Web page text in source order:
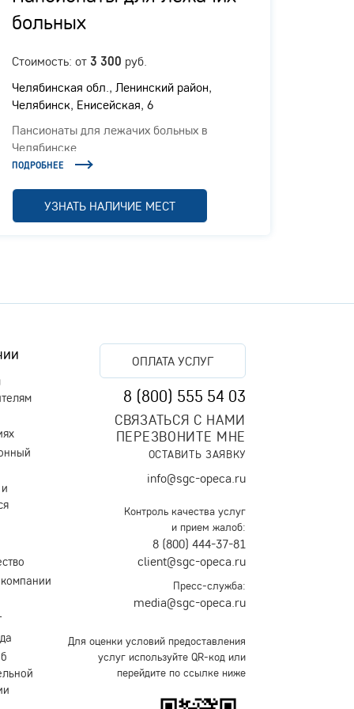
больных
Стоимость: от 3 300 руб.
Челябинская обл., ​Ленинский район,
Челябинск, Енисейская, 6
Пансионаты для лежачих больных в
Челябинске
ПОДРОБНЕЕ
УЗНАТЬ НАЛИЧИЕ МЕСТ
ОПЛАТА УСЛУГ
8 (800) 555 54 03
СВЯЗАТЬСЯ С НАМИ
ПЕРЕЗВОНИТЕ МНЕ
ОСТАВИТЬ ЗАЯВКУ
info@sgc-opeca.ru
Контроль качества услуг
и прием жалоб:
8 (800) 444-37-81
client@sgc-opeca.ru
Пресс-служба:
media@sgc-opeca.ru
Для оценки условий предоставления
услуг используйте QR-код или
перейдите по ссылке ниже